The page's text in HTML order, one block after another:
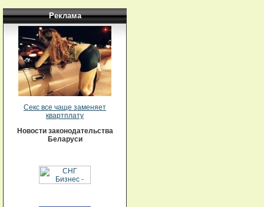
Реклама
Секс все чаще заменяет
квартплату
Новости законодательства
Беларуси